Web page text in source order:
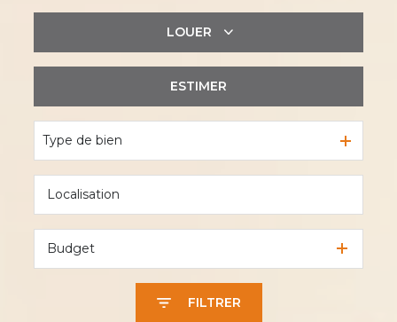
LOUER
ESTIMER
Type de bien
Budget
FILTRER